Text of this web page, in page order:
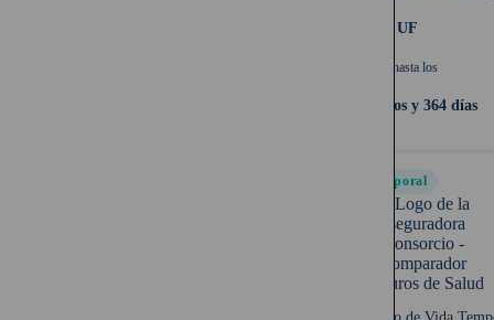
2.000 UF
Cubre hasta los
64 años y 364 días
Temporal